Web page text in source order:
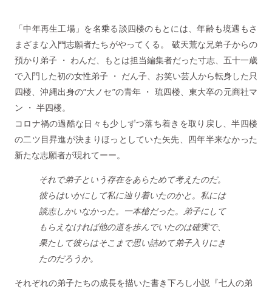
「中年再生工場」を名乗る談四楼のもとには、年齢も境遇もさ
まざまな入門志願者たちがやってくる。 破天荒な兄弟子からの
預かり弟子 ・ わんだ、もとは担当編集者だった寸志、五十一歳
で入門した初の女性弟子 ・ だん子、お笑い芸人から転身した只
四楼、沖縄出身の“大ノセ”の青年 ・ 琉四楼、東大卒の元商社マ
ン ・ 半四楼。
コロナ禍の過酷な日々も少しずつ落ち着きを取り戻し、半四楼
の二ツ目昇進が決まりほっとしていた矢先、四年半来なかった
新たな志願者が現れてーー。
それで弟子という存在をあらためて考えたのだ。
彼らはいかにして私に辿り着いたのかと。私には
談志しかいなかった。一本槍だった。弟子にして
もらえなければ他の道を歩んでいたのは確実で、
果たして彼らはそこまで思い詰めて弟子入りにき
たのだろうか。
それぞれの弟子たちの成長を描いた書き下ろし小説『七人の弟